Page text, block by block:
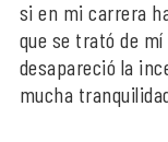
si en mi carrera
que se trató de
desapareció la
mucha